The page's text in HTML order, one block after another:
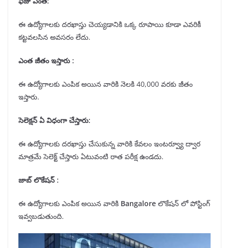
ఈ ఉద్యోగాలకు దరఖాస్తు చెయ్యడానికి ఒక్క రూపాయి కూడా ఎవరికీ
కట్టవలసిన అవసరం లేదు.
ఎంత జీతం ఇస్తారు :
ఈ ఉద్యోగాలకు ఎంపిక అయిన వారికి నెలకి 40,000 వరకు జీతం
ఇస్తారు.
సెలెక్షన్ ఏ విధంగా చేస్తారు:
ఈ ఉద్యోగాలకు దరఖాస్తు చేసుకున్న వారికి కేవలం ఇంటర్వ్యూ ద్వార
మాత్రమే సెలెక్ట్ చేస్తారు ఏటువంటి రాత పరీక్ష ఉండదు.
జాబ్ లొకేషన్ :
ఈ ఉద్యోగాలకు ఎంపిక అయిన వారికి Bangalore లొకేషన్ లో పోస్టింగ్
ఇవ్వబడుతుంది.